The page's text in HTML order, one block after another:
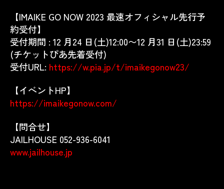
【IMAIKE GO NOW 2023 最速オフィシャル先行予
約受付】
受付期間 : 12 月24 日(土)12:00〜12 月31 日(土)23:59
(チケットぴあ先着受付)
受付URL: https://w.pia.jp/t/imaikegonow23/
【イベントHP】
https://imaikegonow.com/
【問合せ】
JAILHOUSE 052-936-6041
www.jailhouse.jp